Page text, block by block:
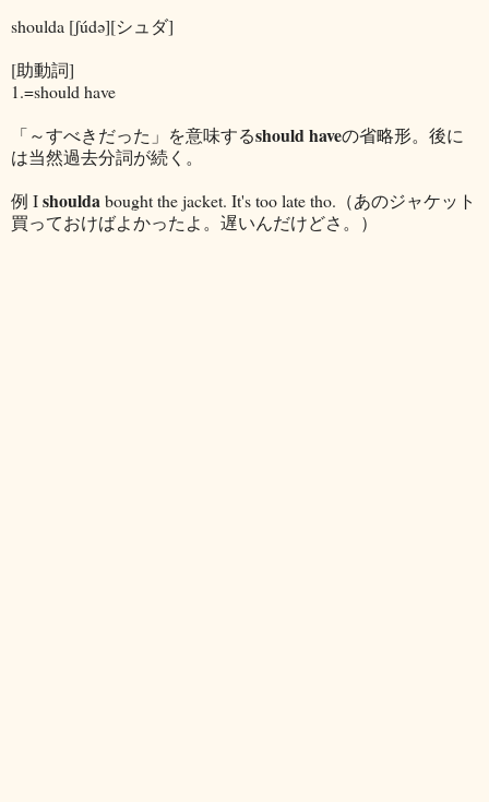
shoulda [ʃúdə][シュダ]
[助動詞]
1.=should have
「～すべきだった」を意味するshould haveの省略形。後に
は当然過去分詞が続く。
例 Ishouldabought the jacket. It's too late tho.（あのジャケット
買っておけばよかったよ。遅いんだけどさ。）